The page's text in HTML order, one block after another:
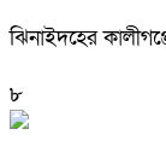
ঝিনাইদহের
৮